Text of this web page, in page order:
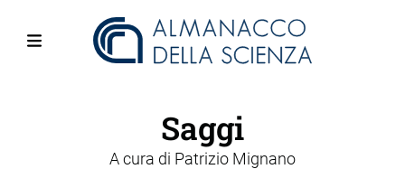
Saggi
A cura di Patrizio Mignano